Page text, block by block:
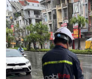
Chính trị
Tin Chính trị
Chính phủ với người dân
Quốc hội với cử tri
Xây dựng đảng
Đảng trong cuộc sống